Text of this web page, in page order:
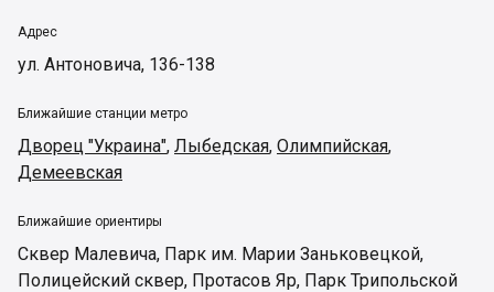
Адрес
ул. Антоновича, 136-138
Ближайшие станции метро
Дворец "Украина", Лыбедская, Олимпийская,
Демеевская
Ближайшие ориентиры
Сквер Малевича, Парк им. Марии Заньковецкой,
Полицейский сквер, Протасов Яр, Парк Трипольской